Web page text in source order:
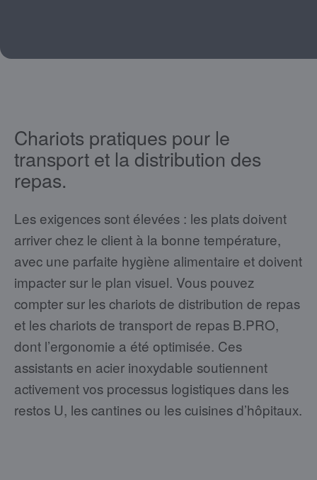
Chariots pratiques pour le
transport et la distribution des
repas.
Les exigences sont élevées : les plats doivent
arriver chez le client à la bonne température,
avec une parfaite hygiène alimentaire et doivent
impacter sur le plan visuel. Vous pouvez
compter sur les chariots de distribution de repas
et les chariots de transport de repas B.PRO,
dont l’ergonomie a été optimisée. Ces
assistants en acier inoxydable soutiennent
activement vos processus logistiques dans les
restos U, les cantines ou les cuisines d’hôpitaux.